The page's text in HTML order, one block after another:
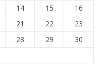
14 15
16
21 22
23
28 29
30